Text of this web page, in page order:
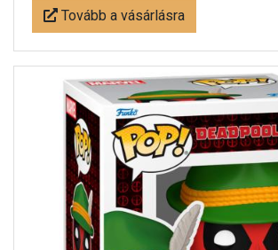
Tovább a vásárlásra